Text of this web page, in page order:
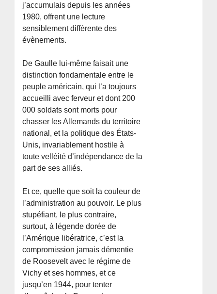
j’accumulais depuis les années
1980, offrent une lecture
sensiblement différente des
évènements.
De Gaulle lui-même faisait une
distinction fondamentale entre le
peuple américain, qui l’a toujours
accueilli avec ferveur et dont 200
000 soldats sont morts pour
chasser les Allemands du territoire
national, et la politique des États-
Unis, invariablement hostile à
toute velléité d’indépendance de la
part de ses alliés.
Et ce, quelle que soit la couleur de
l’administration au pouvoir. Le plus
stupéfiant, le plus contraire,
surtout, à légende dorée de
l’Amérique libératrice, c’est la
compromission jamais démentie
de Roosevelt avec le régime de
Vichy et ses hommes, et ce
jusqu’en 1944, pour tenter